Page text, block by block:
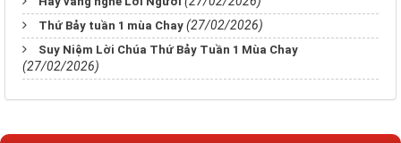
Thứ Bảy tuần 1 mùa Chay (27/02/2026)
Suy Niệm Lời Chúa Thứ Bảy Tuần 1 Mùa Chay
(27/02/2026)